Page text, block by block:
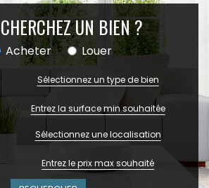
ESPACE CLIENT
EXTRANET
UN BIEN ?
Acheter Louer
Sélectionnez un type de bien
Sélectionnez une localisation